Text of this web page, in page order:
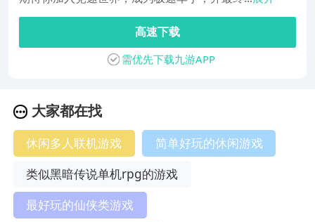
高速下载
需优先下载九游APP
大家都在找
休闲多人联机游戏
简单好玩的休闲游戏
类似黑暗传说单机rpg的游戏
最好玩的仙侠类游戏